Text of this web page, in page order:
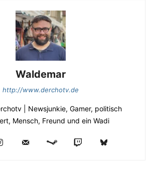
Waldemar
http://www.derchotv.de
| Newsjunkie, Gamer, politisch
Mensch, Freund und ein Wadi